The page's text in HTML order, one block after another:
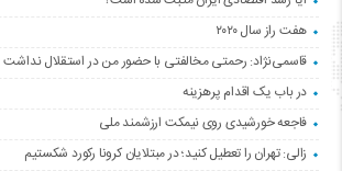
هفت راز سال ۲۰۲۰
قاسمی‌نژاد: رحمتی مخالفتی با حضور من در استقلال نداشت
در باب یک اقدام پرهزینه
فاجعه خورشیدی روی نیمکت ارزشمند ملی
زالی: تهران را تعطیل کنید؛ در مبتلایان کرونا رکورد شکستیم